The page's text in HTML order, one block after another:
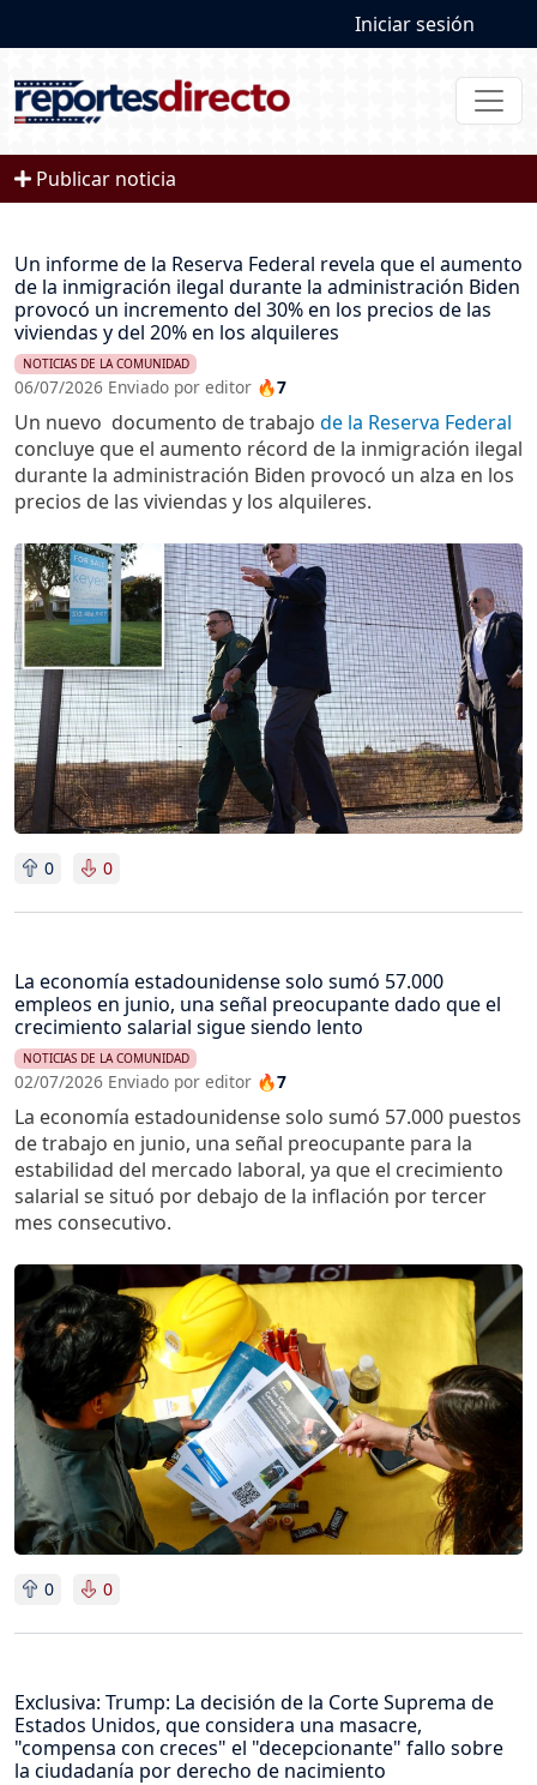
User
Iniciar sesión
Publicar noticia
Un informe de la Reserva Federal revela que el aumento
de la inmigración ilegal durante la administración Biden
provocó un incremento del 30% en los precios de las
viviendas y del 20% en los alquileres
NOTICIAS DE LA COMUNIDAD
06/07/2026 Enviado por editor 🔥7
Un nuevo documento de trabajo de la Reserva Federal
concluye que el aumento récord de la inmigración ilegal
durante la administración Biden provocó un alza en los
precios de las viviendas y los alquileres.
Imagen
0 0
La economía estadounidense solo sumó 57.000
empleos en junio, una señal preocupante dado que el
crecimiento salarial sigue siendo lento
NOTICIAS DE LA COMUNIDAD
02/07/2026 Enviado por editor 🔥7
La economía estadounidense solo sumó 57.000 puestos
de trabajo en junio, una señal preocupante para la
estabilidad del mercado laboral, ya que el crecimiento
salarial se situó por debajo de la inflación por tercer
mes consecutivo.
Imagen
0 0
Exclusiva: Trump: La decisión de la Corte Suprema de
Estados Unidos, que considera una masacre,
"compensa con creces" el "decepcionante" fallo sobre
la ciudadanía por derecho de nacimiento